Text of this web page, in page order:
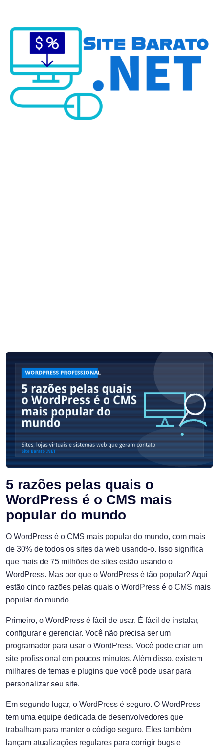
5 razões pelas quais o
WordPress é o CMS mais
popular do mundo
O WordPress é o CMS mais popular do mundo, com mais
de 30% de todos os sites da web usando-o. Isso significa
que mais de 75 milhões de sites estão usando o
WordPress. Mas por que o WordPress é tão popular? Aqui
estão cinco razões pelas quais o WordPress é o CMS mais
popular do mundo.
Primeiro, o WordPress é fácil de usar. É fácil de instalar,
configurar e gerenciar. Você não precisa ser um
programador para usar o WordPress. Você pode criar um
site profissional em poucos minutos. Além disso, existem
milhares de temas e plugins que você pode usar para
personalizar seu site.
Em segundo lugar, o WordPress é seguro. O WordPress
tem uma equipe dedicada de desenvolvedores que
trabalham para manter o código seguro. Eles também
lançam atualizações regulares para corrigir bugs e